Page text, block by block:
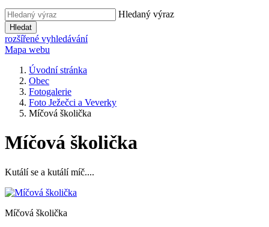
Hledaný výraz
Hledat
rozšířené vyhledávání
Mapa webu
Úvodní stránka
Obec
Fotogalerie
Foto Ježečci a Veverky
Míčová školička
Míčová školička
Kutálí se a kutálí míč....
Míčová školička